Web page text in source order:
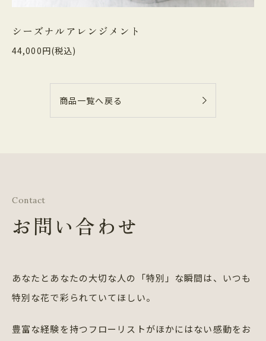
シーズナルアレンジメント
44,000円(税込)
商品一覧へ戻る
Contact
お問い合わせ
あなたとあなたの大切な人の「特別」な瞬間は、
いつも
特別な花で彩られていてほしい。
豊富な経験を持つフローリストがほかにはない感動をお